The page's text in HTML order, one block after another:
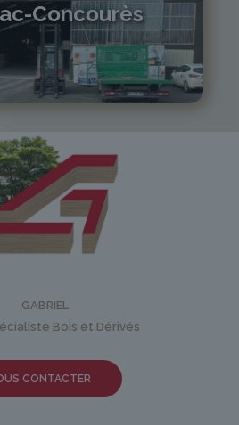
Concourès
05 81 55 83 89
sa.fr
GABRIEL
Bois et Dérivés
CONTACTER